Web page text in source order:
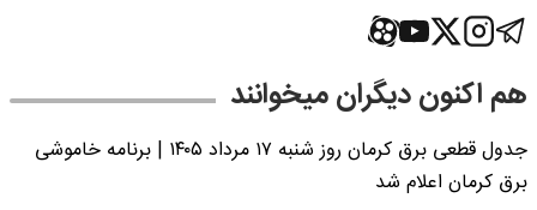
هم اکنون دیگران میخوانند
جدول قطعی برق کرمان روز شنبه ۱۷ مرداد ۱۴۰۵ | برنامه خاموشی
برق کرمان اعلام شد